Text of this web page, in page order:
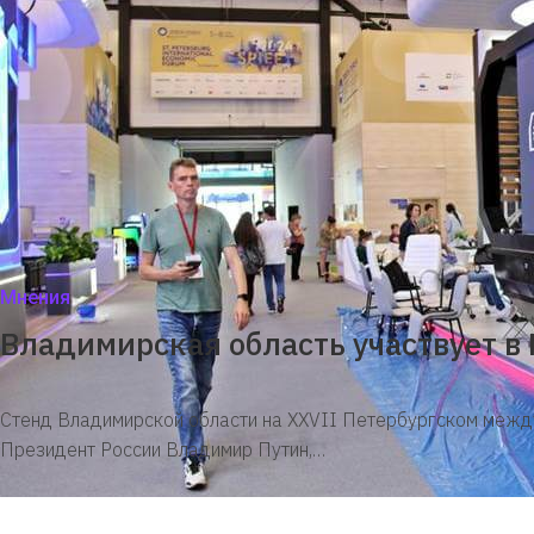
Мнения
Владимирская область участвует
Стенд Владимирской области на XXVII Петербургском
Президент России Владимир Путин,…